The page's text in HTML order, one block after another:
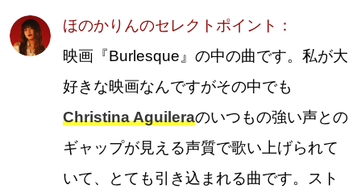
ほのかりんのセレクトポイント：
映画『Burlesque』の中の曲です。私が大
好きな映画なんですがその中でも
Christina Aguileraのいつもの強い声との
ギャップが見える声質で歌い上げられて
いて、とても引き込まれる曲です。スト